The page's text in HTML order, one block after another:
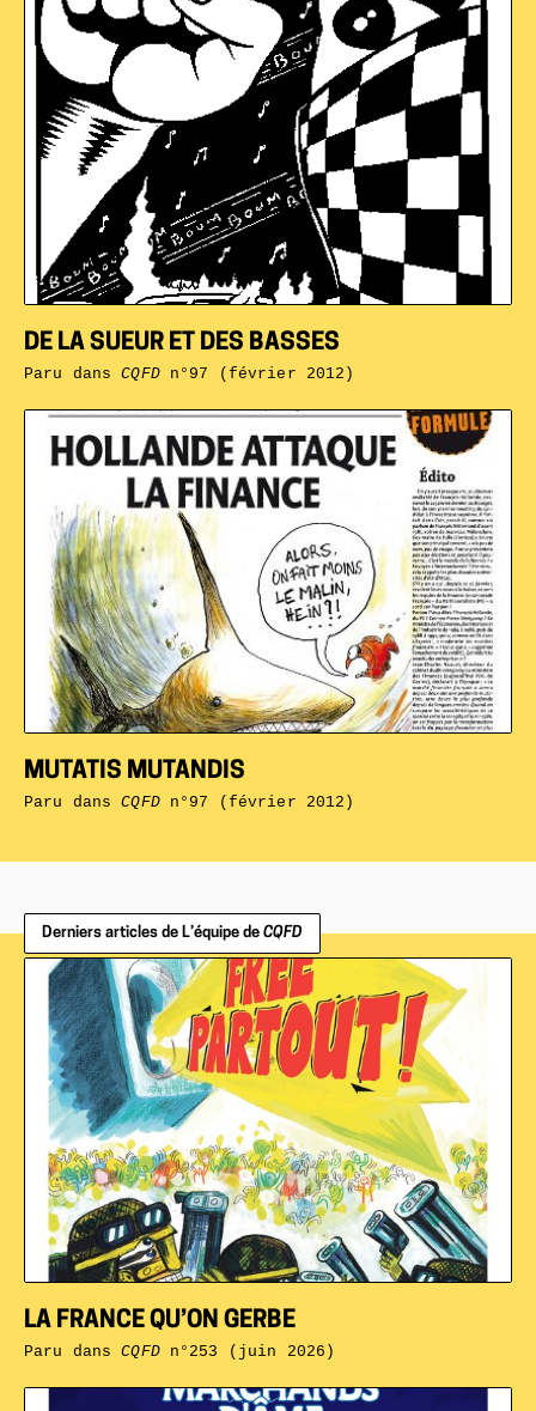
MUTATIS MUTANDIS
Paru dansCQFDn°97 (février 2012)
DE LA SUEUR ET DES BASSES
Paru dansCQFDn°97 (février 2012)
Derniers articles de L’équipe de CQFD
LA FRANCE QU’ON GERBE
Paru dansCQFDn°253 (juin 2026)